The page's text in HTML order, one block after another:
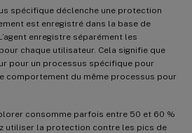
spécifique déclenche une protection
est enregistré dans la base de
enregistre séparément les
chaque utilisateur. Cela signifie que
pour un processus spécifique pour
comportement du même processus pour
consomme parfois entre 50 et 60 %
utiliser la protection contre les pics de